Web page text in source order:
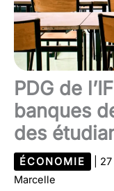
PDG de
banques
des
ÉCONOMIE
Marcelle